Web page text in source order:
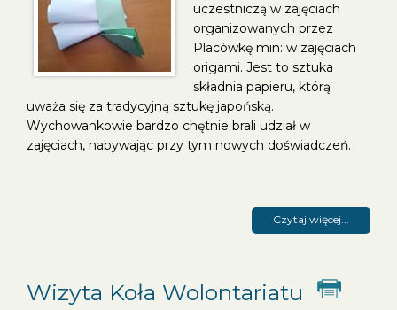
uczestniczą w zajęciach
organizowanych przez
Placówkę min: w zajęciach
origami. Jest to sztuka
składnia papieru, którą
uważa się za tradycyjną sztukę japońską.
Wychowankowie bardzo chętnie brali udział w
zajęciach, nabywając przy tym nowych doświadczeń.
Czytaj więcej...
Wizyta Koła Wolontariatu